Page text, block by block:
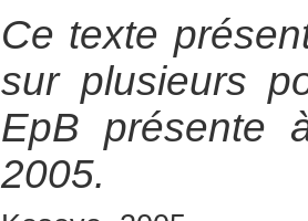
Ce texte
sur plusieurs
EpB présente
2005.